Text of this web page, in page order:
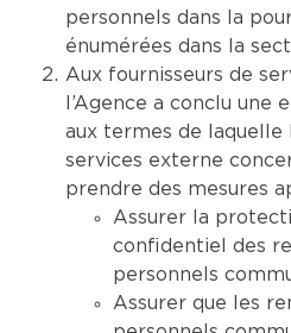
personnels dans la
énumérées dans la
Aux fournisseurs de
l’Agence a conclu
aux termes de laquelle
services externe
prendre des mesures
Assurer la
confidentiel des
personnels
Assurer que les